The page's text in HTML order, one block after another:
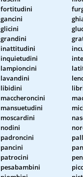
fortitudini
gancini
glicini
grandini
inattitudini
inquietudini
lampioncini
lavandini
libidini
maccheroncini
mansuetudini
moscardini
nodini
padroncini
pancini
patrocini
pesabambini